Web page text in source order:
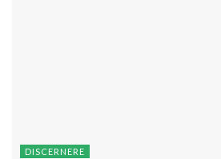
DISCERNERE